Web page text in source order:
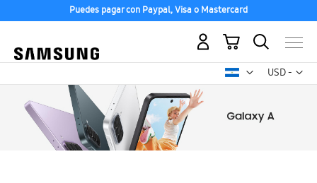
Puedes pagar con Paypal, Visa o Mastercard
USD -
dólar
Mi carrito